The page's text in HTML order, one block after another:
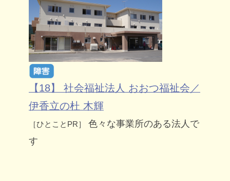
【18】 社会福祉法人 おおつ福祉会／
伊香立の杜 木輝
［ひとことPR］
色々な事業所のある法人で
す